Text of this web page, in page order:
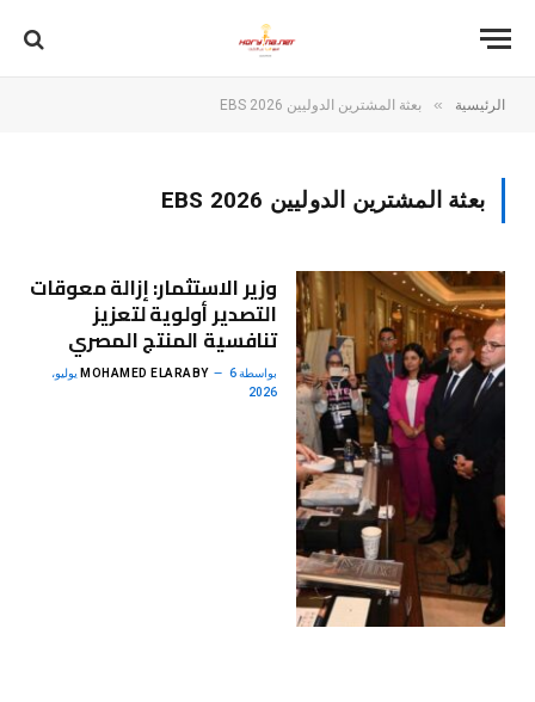
الرئيسية » بعثة المشترين الدوليين EBS 2026
بعثة المشترين الدوليين EBS 2026
وزير الاستثمار: إزالة معوقات
التصدير أولوية لتعزيز
تنافسية المنتج المصري
بواسطة MOHAMED ELARABY 6 يوليو،
2026